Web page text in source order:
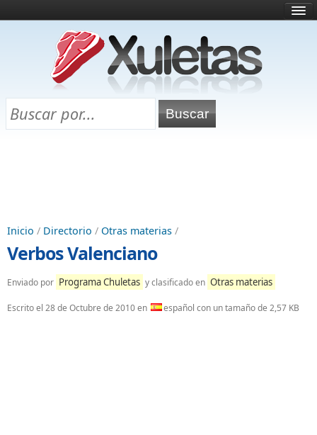
¿Qué es esto?
Directorio
Chuletas para exámenes
Inicio / Directorio / Otras materias /
Verbos Valenciano
Enviado por Programa Chuletas y clasificado en Otras materias
Escrito el 28 de Octubre de 2010en español con un tamaño de 2,57 KB